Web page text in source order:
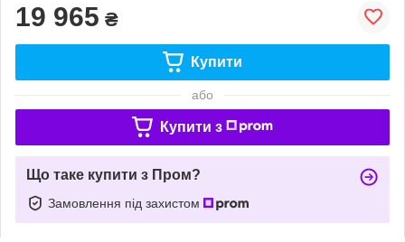
19 965 ₴
Купити
або
Купити з
Що таке купити з Пром?
Замовлення під захистом